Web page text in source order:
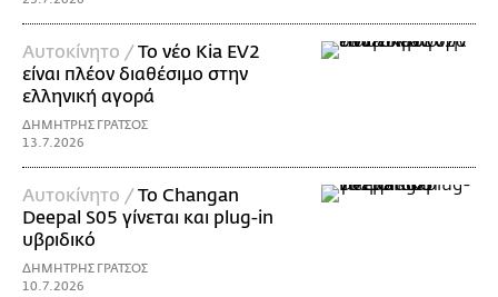
Αυτοκίνητο /Το νέο Kia EV2
είναι πλέον διαθέσιμο στην
ελληνική αγορά
ΔΗΜΗΤΡΗΣ ΓΡΑΤΣΟΣ
13.7.2026
Αυτοκίνητο /Το Changan
Deepal S05 γίνεται και plug-in
υβριδικό
ΔΗΜΗΤΡΗΣ ΓΡΑΤΣΟΣ
10.7.2026